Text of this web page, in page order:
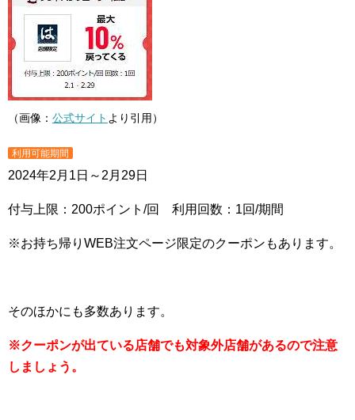
（画像： 公式サイト より引用）
利用可能期間
2024年2月1日～2月29日
付与上限：200ポイント/回 利用回数：1回/期間
※お持ち帰りWEB注文ページ限定のクーポンもあります。
そのほかにも多数あります。
※クーポンが出ている店舗でも対象外店舗があるので注意
しましょう。